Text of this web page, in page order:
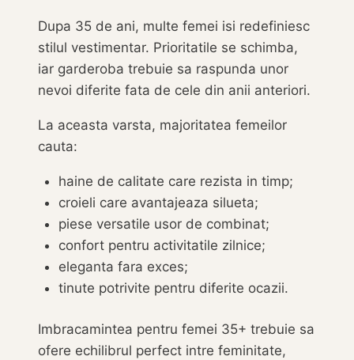
Dupa 35 de ani, multe femei isi redefiniesc
stilul vestimentar. Prioritatile se schimba,
iar garderoba trebuie sa raspunda unor
nevoi diferite fata de cele din anii anteriori.
La aceasta varsta, majoritatea femeilor
cauta:
haine de calitate care rezista in timp;
croieli care avantajeaza silueta;
piese versatile usor de combinat;
confort pentru activitatile zilnice;
eleganta fara exces;
tinute potrivite pentru diferite ocazii.
Imbracamintea pentru femei 35+ trebuie sa
ofere echilibrul perfect intre feminitate,